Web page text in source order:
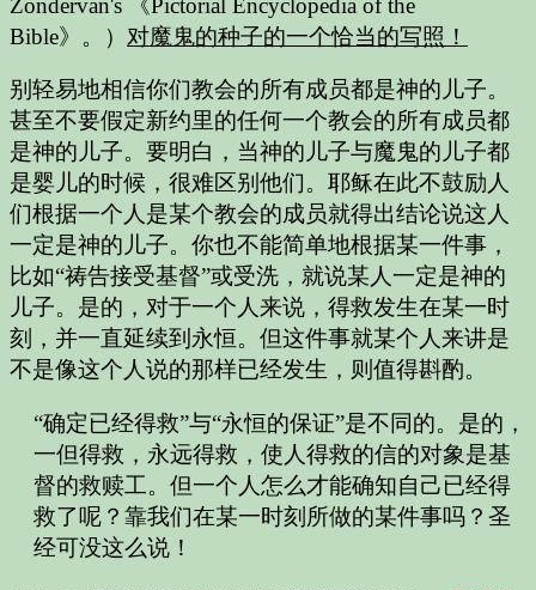
Bible》 。） 对魔鬼的种子的一个恰当的写照！
别轻易地相信你们教会的所有成员都是神的儿子。
甚至不要假定新约里的任何一个教会的所有成员都
是神的儿子。要明白，当神的儿子与魔鬼的儿子都
是婴儿的时候，很难区别他们。耶稣在此不鼓励人
们根据一个人是某个教会的成员就得出结论说这人
一定是神的儿子。你也不能简单地根据某一件事，
比如“祷告接受基督”或受洗，就说某人一定是神的
儿子。是的，对于一个人来说，得救发生在某一时
刻，并一直延续到永恒。但这件事就某个人来讲是
不是像这个人说的那样已经发生，则值得斟酌。
“确定已经得救”与“永恒的保证”是不同的。是的，
一但得救，永远得救，使人得救的信的对象是基
督的救赎工。但一个人怎么才能确知自己已经得
救了呢？靠我们在某一时刻所做的某件事吗？圣
经可没这么说！